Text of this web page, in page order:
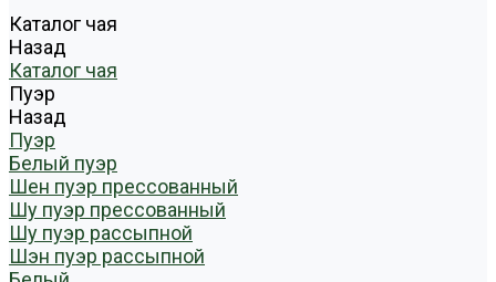
Каталог чая
Назад
Каталог чая
Пуэр
Назад
Пуэр
Белый пуэр
Шен пуэр прессованный
Шу пуэр прессованный
Шу пуэр рассыпной
Шэн пуэр рассыпной